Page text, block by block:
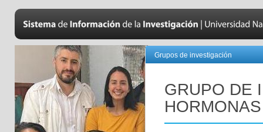
Grupos de investigación
GRUPO DE
HORMONAS